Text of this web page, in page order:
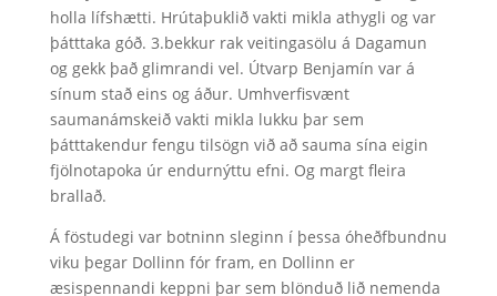
holla lífshætti. Hrútaþuklið vakti mikla athygli og var
þátttaka góð. 3.bekkur rak veitingasölu á Dagamun
og gekk það glimrandi vel. Útvarp Benjamín var á
sínum stað eins og áður. Umhverfisvænt
saumanámskeið vakti mikla lukku þar sem
þátttakendur fengu tilsögn við að sauma sína eigin
fjölnotapoka úr endurnýttu efni. Og margt fleira
brallað.
Á föstudegi var botninn sleginn í þessa óheðfbundnu
viku þegar Dollinn fór fram, en Dollinn er
æsispennandi keppni þar sem blönduð lið nemenda